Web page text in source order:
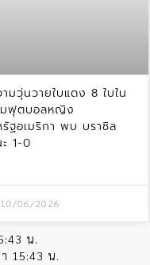
มวุ่นวายใบแดง 8 ใบใน
มฟุตบอลหญิง
ฐอเมริกา พบ บราซิล
1-0
10/06/2026
น.
15:43 น.